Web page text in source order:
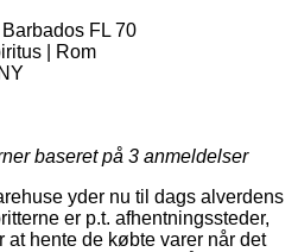
FL 70
| Rom
baseret på 3 anmeldelser
yder nu til dags alverdens
er p.t. afhentningssteder,
at hente de købte varer når det